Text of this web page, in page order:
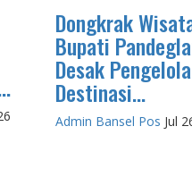
Dongkrak
Bupati
Desak Pengelola
Destinasi...
Admin Bansel Pos Jul